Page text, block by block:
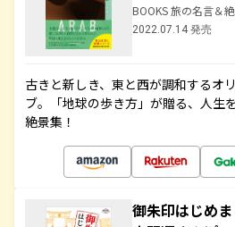
BOOKS 旅の名言＆
2022.07.14 発売
古きと新しき、東と西が調和するオ
ブ。「地球の歩き方」が贈る、人生
絶景集！
御朱印はじめ